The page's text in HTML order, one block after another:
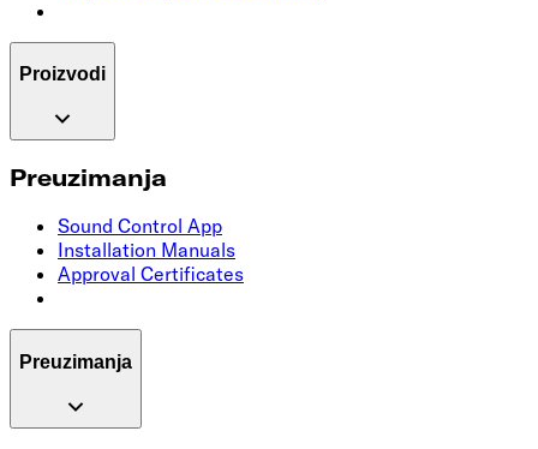
Proizvodi
Preuzimanja
Sound Control App
Installation Manuals
Approval Certificates
Preuzimanja